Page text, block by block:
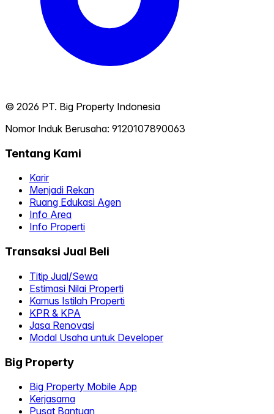
© 2026 PT. Big Property Indonesia
Nomor Induk Berusaha: 9120107890063
Tentang Kami
Karir
Menjadi Rekan
Ruang Edukasi Agen
Info Area
Info Properti
Transaksi Jual Beli
Titip Jual/Sewa
Estimasi Nilai Properti
Kamus Istilah Properti
KPR & KPA
Jasa Renovasi
Modal Usaha untuk Developer
Big Property
Big Property Mobile App
Kerjasama
Pusat Bantuan